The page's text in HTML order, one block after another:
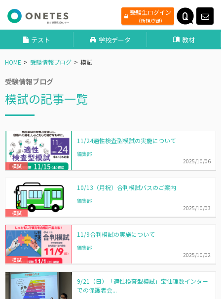
受験生ログイン
（新規登録）
テスト 学校データ 教材
HOME 受験情報ブログ 模試
受験情報ブログ
模試の記事一覧
模試
11/24適性検査型模試の実施について
編集部
2025/10/06
模試
10/13（月祝）合判模試バスのご案内
編集部
2025/10/03
模試
11/9合判模試の実施について
編集部
2025/10/02
9/21（日）「適性検査型模試」宝仙理数インター
での保護者会...